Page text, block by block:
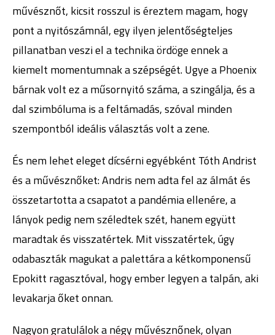
művésznőt, kicsit rosszul is éreztem magam, hogy
pont a nyitószámnál, egy ilyen jelentőségteljes
pillanatban veszi el a technika ördöge ennek a
kiemelt momentumnak a szépségét. Ugye a Phoenix
bárnak volt ez a műsornyitó száma, a szingálja, és a
dal szimbóluma is a feltámadás, szóval minden
szempontból ideális választás volt a zene.
És nem lehet eleget dícsérni egyébként Tóth Andrist
és a művésznőket: Andris nem adta fel az álmát és
összetartotta a csapatot a pandémia ellenére, a
lányok pedig nem széledtek szét, hanem együtt
maradtak és visszatértek. Mit visszatértek, úgy
odabaszták magukat a palettára a kétkomponensű
Epokitt ragasztóval, hogy ember legyen a talpán, aki
levakarja őket onnan.
Nagyon gratulálok a négy művésznőnek, olyan